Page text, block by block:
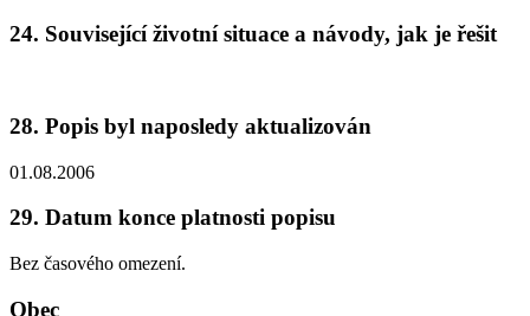
24. Související životní situace a návody, jak je řešit
28. Popis byl naposledy aktualizován
01.08.2006
29. Datum konce platnosti popisu
Bez časového omezení.
Obec